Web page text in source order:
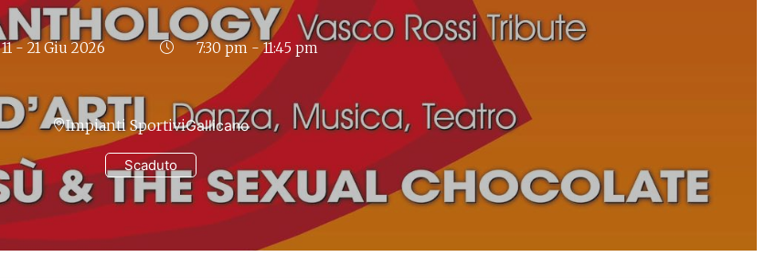
11 - 21 Giu 2026
Scaduto
7:30 pm - 11:45 pm
Impianti SportiviGallicano